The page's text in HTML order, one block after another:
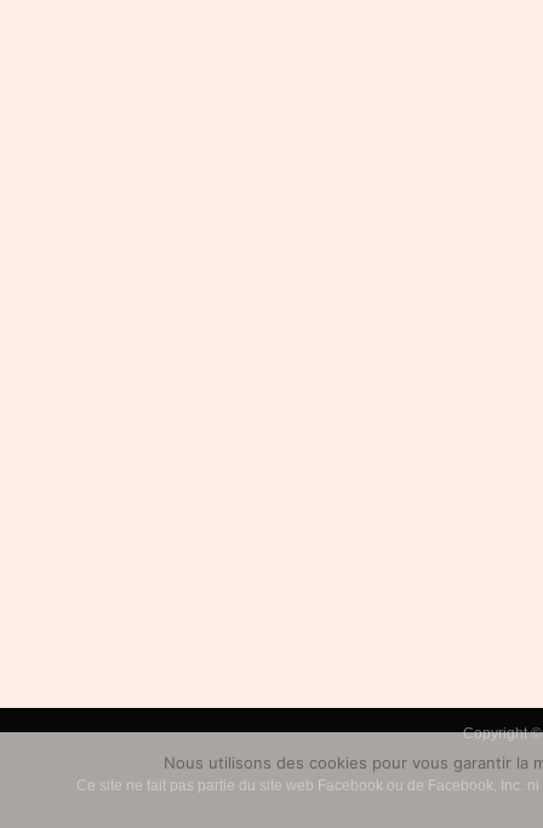
Copyright
Ce site ne fait pas partie du site web Facebook ou de Facebook, Inc.
Nous utilisons des cookies pour vous garantir